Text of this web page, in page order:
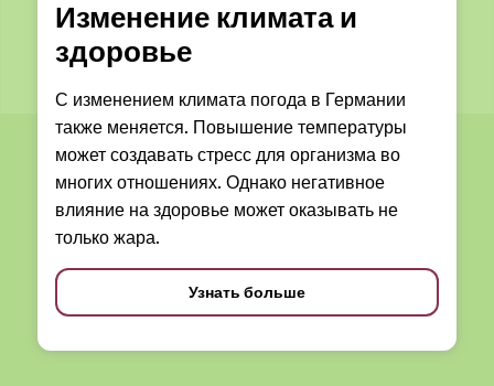
Изменение климата и
здоровье
С изменением климата погода в Германии
также меняется. Повышение температуры
может создавать стресс для организма во
многих отношениях. Однако негативное
влияние на здоровье может оказывать не
только жара.
Узнать больше